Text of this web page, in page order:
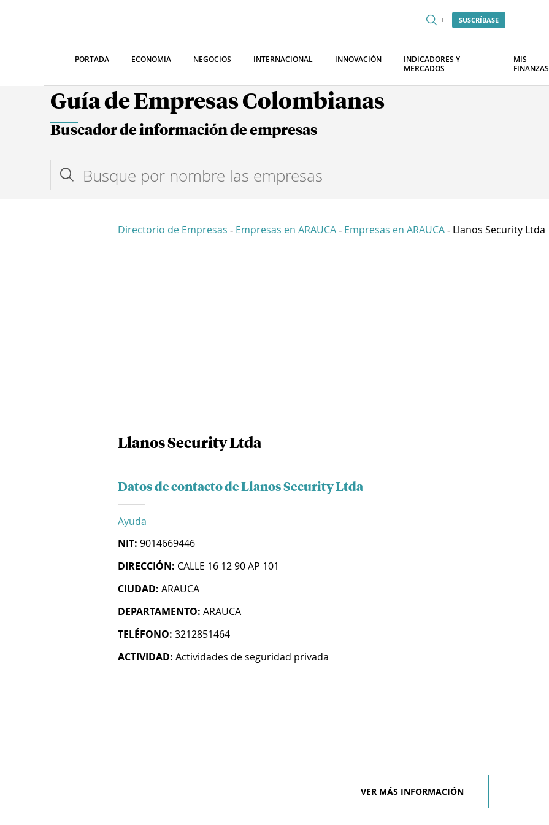
SUSCRÍBASE
PORTADA ECONOMIA NEGOCIOS INTERNACIONAL INNOVACIÓN
INDICADORES Y
MERCADOS
MIS
FINANZAS
Guía de Empresas Colombianas
Buscador de información de empresas
Directorio de Empresas - Empresas en ARAUCA - Empresas en ARAUCA - Llanos Security Ltda
Llanos Security Ltda
Datos de contacto de Llanos Security Ltda
Ayuda
NIT: 9014669446
DIRECCIÓN: CALLE 16 12 90 AP 101
CIUDAD: ARAUCA
DEPARTAMENTO: ARAUCA
TELÉFONO: 3212851464
ACTIVIDAD: Actividades de seguridad privada
VER MÁS INFORMACIÓN